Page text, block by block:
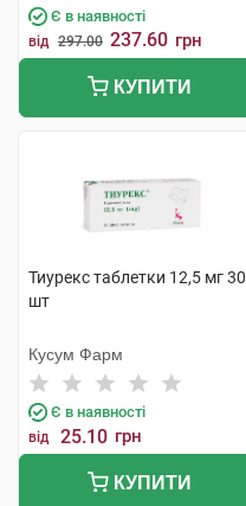
Є в наявності
від 297.00 237.60 грн
КУПИТИ
Тиурекс таблетки 12,5 мг 30
шт
Кусум Фарм
Є в наявності
від 25.10 грн
КУПИТИ